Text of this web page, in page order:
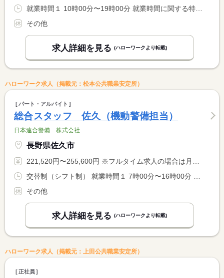
その他
求人詳細を見る (ハローワークより転載)
ハローワーク求人（掲載元：松本公共職業安定所）
パート・アルバイト
総合スタッフ 佐久（機動警備担当）
日本連合警備 株式会社
長野県佐久市
221,520円〜255,600円 ※フルタイム求人の場合は月額（換算額）、パート求人の場合は時間額を表示しています。
その他
求人詳細を見る (ハローワークより転載)
ハローワーク求人（掲載元：上田公共職業安定所）
正社員